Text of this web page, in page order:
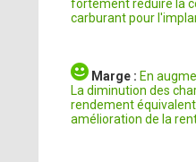
fortement réduire la
carburant pour
Marge : En
La diminution des
rendement
amélioration de la